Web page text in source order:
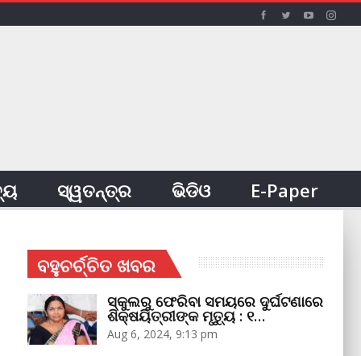
ସ୍ୱତନ୍ତ୍ର ଭିଡିଓ E-Paper
ବହୁଚର୍ଚ୍ଚିତ ଖବର
ସ୍କୁଲରୁ ଫେରିବା ସମୟରେ ଦୁର୍ଘଟଣାରେ
ଶିକ୍ଷୟିତ୍ରୀଙ୍କ ମୃତ୍ୟୁ : ୧…
Aug 6, 2024, 9:13 pm